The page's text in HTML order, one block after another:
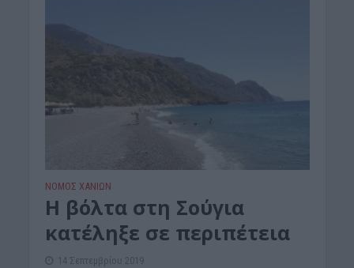
ΝΟΜΌΣ ΧΑΝΊΩΝ
Η βόλτα στη Σούγια
κατέληξε σε περιπέτεια
14 Σεπτεμβρίου 2019